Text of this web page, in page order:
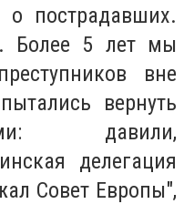
о пострадавших.
Более 5 лет мы
вне
вернуть
давили,
делегация
Совет Европы",